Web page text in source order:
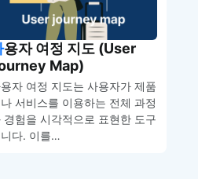
Map)
자 여정 지도는 사용자가 제품
서비스를 이용하는 전체 과정
경험을 시각적으로 표현한 도구
다. 이를…